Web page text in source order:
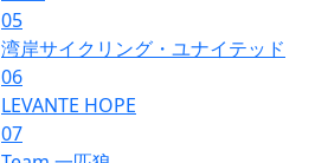
05
湾岸サイクリング・ユナイテッド
06
LEVANTE HOPE
07